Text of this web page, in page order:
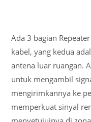
Ada 3 bagian
kabel, yang kedua
antena luar ruangan.
untuk mengambil
mengirimkannya ke
memperkuat sinyal